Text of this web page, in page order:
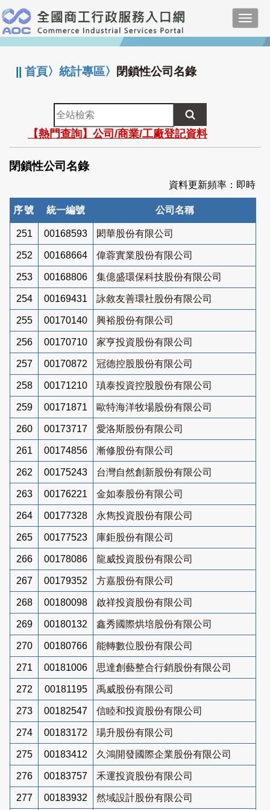
跳
到
主
要
:::
||首頁〉統計專區〉 閉鎖性公司名錄
全
站
檢
索
【熱門查詢】公司/商業/工廠登記資料
閉鎖性公司名錄
資料更新頻率：即時
序號 統一編號 公司名稱
251 00168593 閎華股份有限公司
252 00168664 偉蓉實業股份有限公司
253 00168806 集億盛環保科技股份有限公司
254 00169431 詠敘友善環社股份有限公司
255 00170140 興裕股份有限公司
256 00170710 家亨投資股份有限公司
257 00170872 冠德控股股份有限公司
258 00171210 瑱泰投資控股股份有限公司
259 00171871 歐特海洋牧場股份有限公司
260 00173717 愛洛斯股份有限公司
261 00174856 漸修股份有限公司
262 00175243 台灣自然創新股份有限公司
263 00176221 金如泰股份有限公司
264 00177328 永雋投資股份有限公司
265 00177523 庫鉅股份有限公司
266 00178086 龍威投資股份有限公司
267 00179352 方嘉股份有限公司
268 00180098 啟祥投資股份有限公司
269 00180132 鑫秀國際烘培股份有限公司
270 00180766 能轉數位股份有限公司
271 00181006 思達創藝整合行銷股份有限公司
272 00181195 禹威股份有限公司
273 00182547 信睦和投資股份有限公司
274 00183172 瑒升股份有限公司
275 00183412 久鴻開發國際企業股份有限公司
276 00183757 禾運投資股份有限公司
277 00183932 然域設計股份有限公司